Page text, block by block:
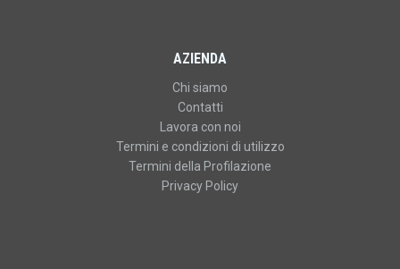
AZIENDA
Chi siamo
Contatti
Lavora con noi
Termini e condizioni di utilizzo
Termini della Profilazione
Privacy Policy